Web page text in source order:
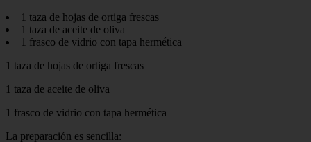
1 taza de hojas de ortiga frescas
1 taza de aceite de oliva
1 frasco de vidrio con tapa hermética
1 taza de hojas de ortiga frescas
1 taza de aceite de oliva
1 frasco de vidrio con tapa hermética
La preparación es sencilla: